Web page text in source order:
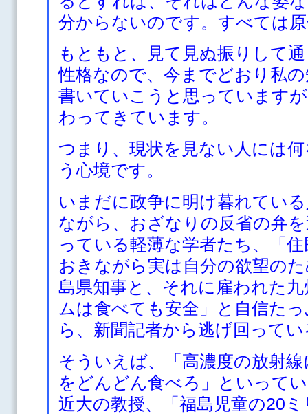
分からないのです。すべては
もともと、見て見ぬ振りして
性格なので、今までどおり私
書いていこうと思っています
わってきています。
つまり、現状を見ない人には
う心境です。
いまだに政争に明け暮れてい
ながら、おざなりの反省の弁
っている軽薄な学者たち、「
おきながら実は自分の欲望の
島県知事と、それに雇われた
ムは食べても安全」と自信た
ら、新聞記者から逃げ回って
そういえば、「高濃度の放射
をどんどん食べろ」といって
近大の教授、「福島児童の20